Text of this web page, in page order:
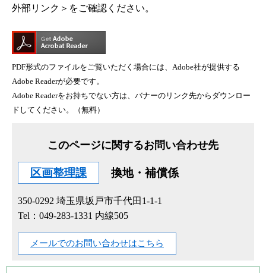
外部リンク＞ をご確認ください。
PDF形式のファイルをご覧いただく場合には、Adobe社が提供する
Adobe Readerが必要です。
Adobe Readerをお持ちでない方は、バナーのリンク先からダウンロー
ドしてください。（無料）
このページに関するお問い合わせ先
区画整理課 換地・補償係
350-0292 埼玉県坂戸市千代田1-1-1
Tel：049-283-1331 内線505
メールでのお問い合わせはこちら